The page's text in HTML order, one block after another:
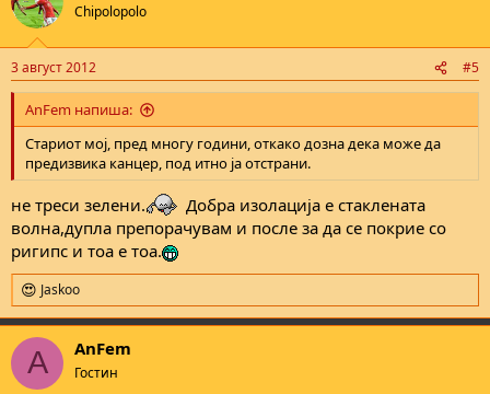
Chipolopolo
3 август 2012 #5
AnFem напиша:
Стариот мој, пред многу години, откако дозна дека може да
предизвика канцер, под итно ја отстрани.
не треси зелени.
Добра изолација е стаклената
волна,дупла препорачувам и после за да се покрие со
ригипс и тоа е тоа.
R
e
a
c
i
Jaskoo
A AnFem
Гостин